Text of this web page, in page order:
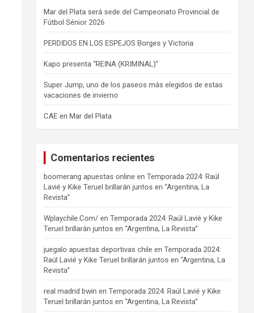
Mar del Plata será sede del Campeonato Provincial de
Fútbol Sénior 2026
PERDIDOS EN LOS ESPEJOS Borges y Victoria
Kapo presenta “REINA (KRIMINAL)”
Super Jump, uno de los paseos más elegidos de estas
vacaciones de invierno
CAE en Mar del Plata
Comentarios recientes
boomerang apuestas online enTemporada 2024: Raúl
Lavié y Kike Teruel brillarán juntos en “Argentina, La
Revista”
Wplaychile.Com/ enTemporada 2024: Raúl Lavié y Kike
Teruel brillarán juntos en “Argentina, La Revista”
juegalo apuestas deportivas chile enTemporada 2024:
Raúl Lavié y Kike Teruel brillarán juntos en “Argentina, La
Revista”
real madrid bwin enTemporada 2024: Raúl Lavié y Kike
Teruel brillarán juntos en “Argentina, La Revista”